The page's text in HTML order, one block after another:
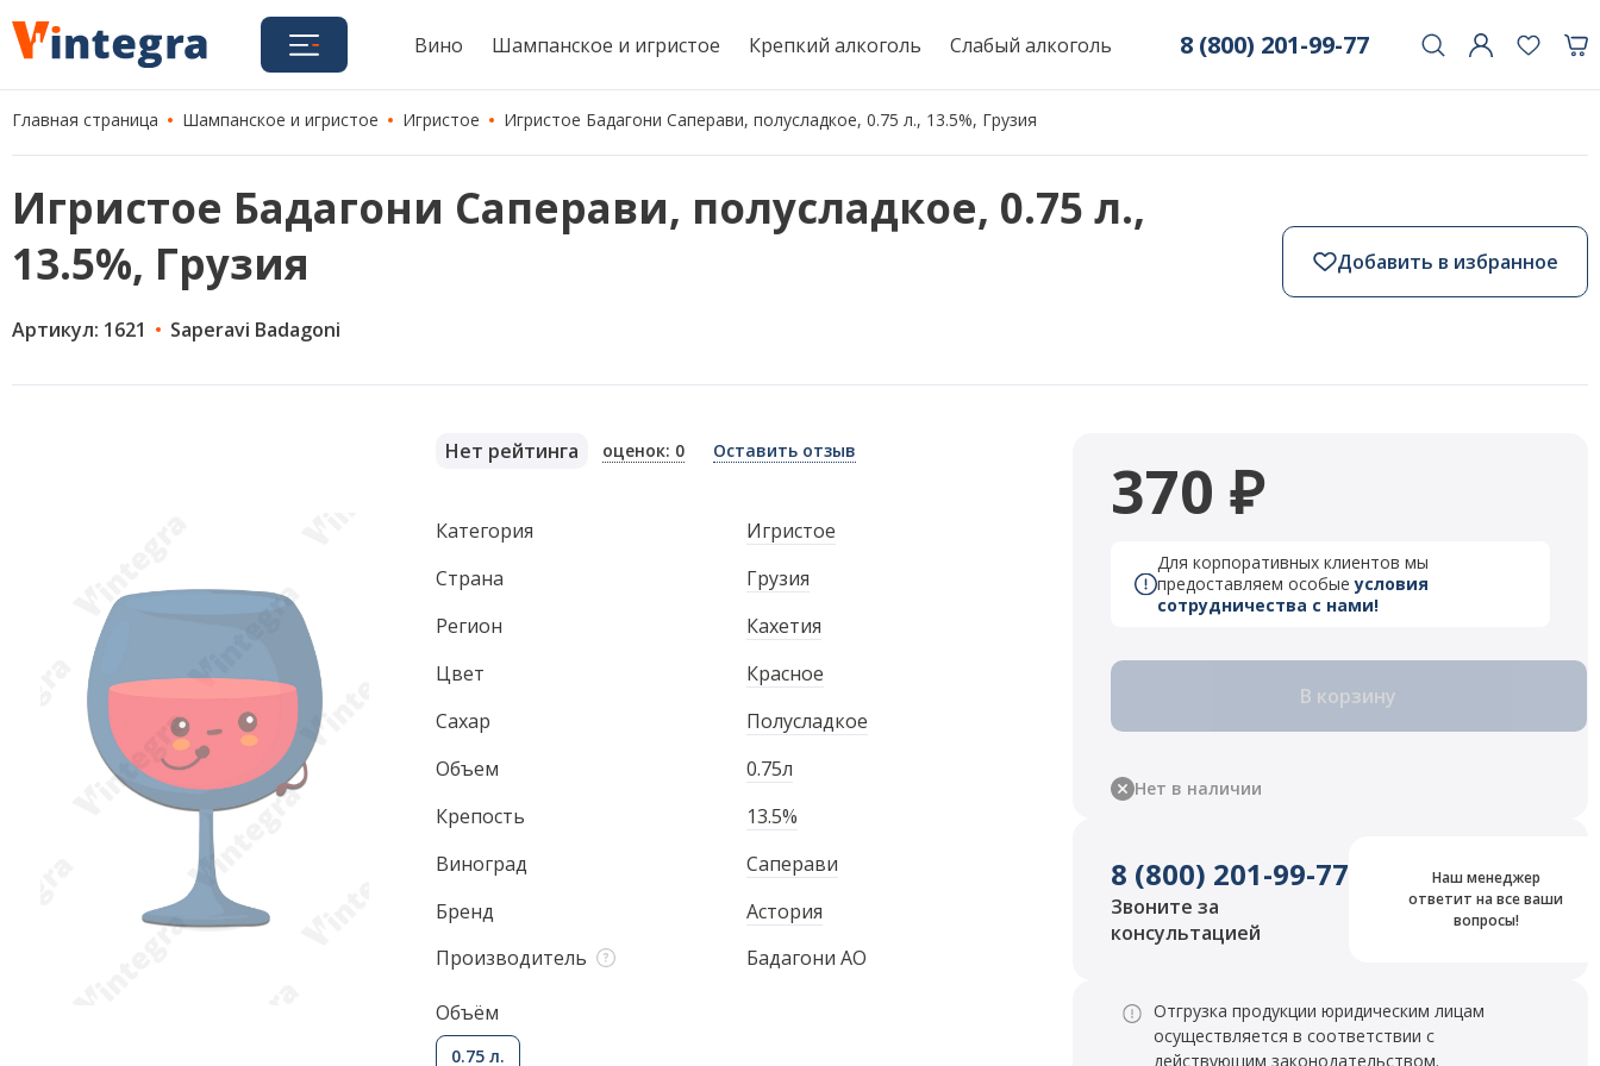
Вино Шампанское и игристое Крепкий алкоголь Слабый алкоголь 8 (800) 201-99-77
Главная страница Шампанское и игристое Игристое Игристое Бадагони Саперави, полусладкое, 0.75 л., 13.5%, Грузия
Игристое Бадагони Саперави, полусладкое, 0.75 л.,
13.5%, Грузия
Артикул: 1621 Saperavi Badagoni
Добавить в избранное
Нет рейтинга оценок: 0 Оставить отзыв
Категория
Игристое
Страна
Грузия
Регион
Кахетия
Цвет
Красное
Сахар
Полусладкое
Объем
0.75л
Крепость
13.5%
Виноград
Саперави
Бренд
Астория
Производитель
Бадагони АО
Объём
0.75 л.
370 ₽
Для корпоративных клиентов мы
предоставляем особыеусловия
сотрудничества с нами!
В корзину
Нет в наличии
8 (800) 201-99-77
Звоните за
консультацией
Наш менеджер
ответит на все ваши
вопросы!
Отгрузка продукции юридическим лицам
осуществляется в соответствии с
действующим законодательством.